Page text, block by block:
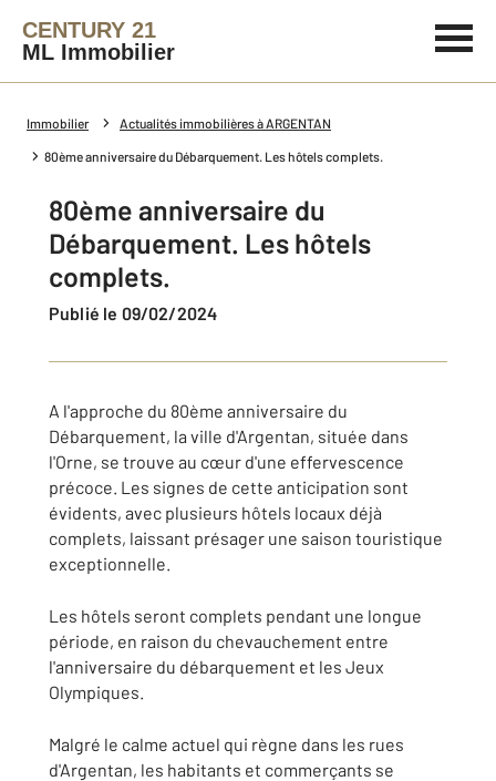
CENTURY 21
ML Immobilier
Immobilier Actualités immobilières à ARGENTAN
80ème anniversaire du Débarquement. Les hôtels complets.
80ème anniversaire du
Débarquement. Les hôtels
complets.
Publié le 09/02/2024
A l'approche du 80ème anniversaire du
Débarquement, la ville d'Argentan, située dans
l'Orne, se trouve au cœur d'une effervescence
précoce. Les signes de cette anticipation sont
évidents, avec plusieurs hôtels locaux déjà
complets, laissant présager une saison touristique
exceptionnelle.
Les hôtels seront complets pendant une longue
période, en raison du chevauchement entre
l'anniversaire du débarquement et les Jeux
Olympiques.
Malgré le calme actuel qui règne dans les rues
d'Argentan, les habitants et commerçants se